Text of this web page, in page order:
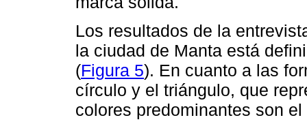
Los resultados de la
la ciudad de Manta está
(Figura 5). En cuanto a las
círculo y el triángulo, que
colores predominantes son